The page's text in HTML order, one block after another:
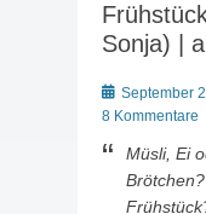
Sonja) |
Posted
on
September
8 Kommentare
Müsli, Ei